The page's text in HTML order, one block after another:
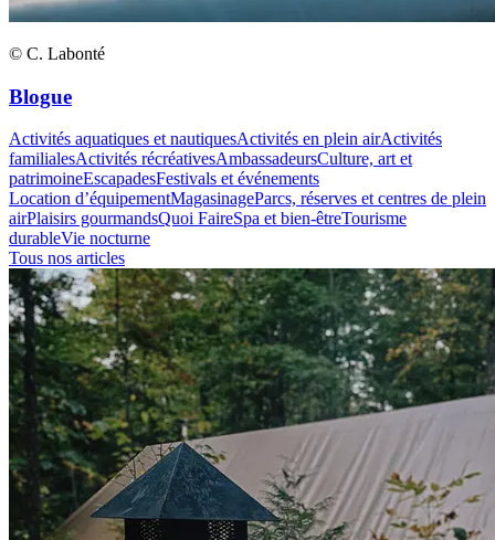
© C. Labonté
Blogue
Activités aquatiques et nautiquesActivités en plein airActivités
familialesActivités récréativesAmbassadeursCulture, art et
patrimoineEscapadesFestivals et événements
Location d’équipementMagasinageParcs, réserves et centres de plein
airPlaisirs gourmandsQuoi FaireSpa et bien-êtreTourisme
durableVie nocturne
Tous nos articles